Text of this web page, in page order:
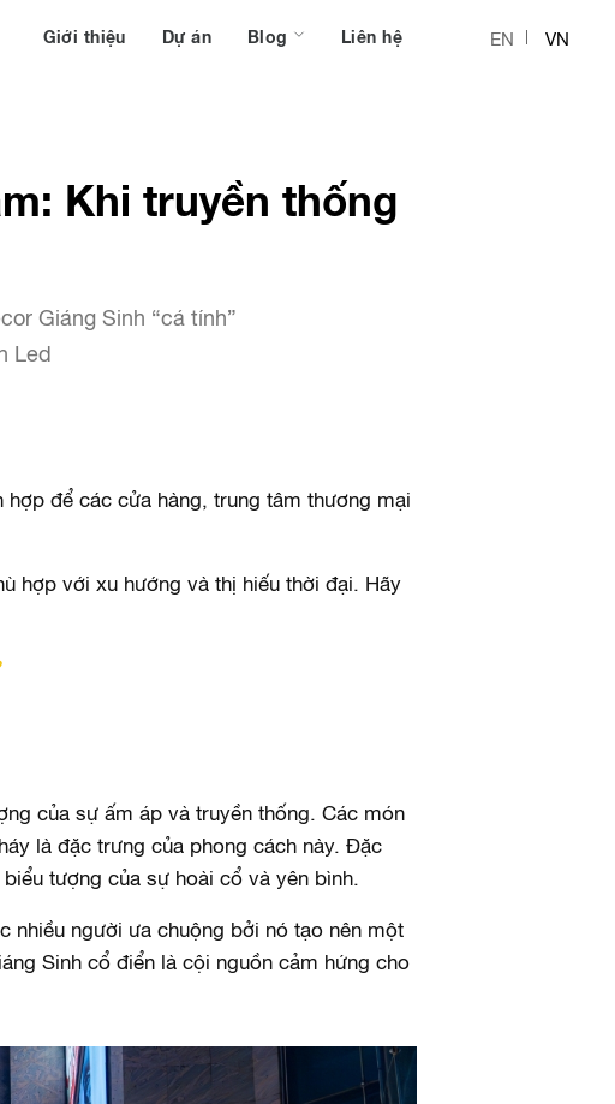
Giới thiệu Dự án Blog Liên hệ EN VN
Khi truyền thống
Giáng Sinh “cá tính”
Led
để các cửa hàng, trung tâm thương mại
hợp với xu hướng và thị hiếu thời đại. Hãy
của sự ấm áp và truyền thống. Các món
là đặc trưng của phong cách này. Đặc
tượng của sự hoài cổ và yên bình.
nhiều người ưa chuộng bởi nó tạo nên một
Sinh cổ điển là cội nguồn cảm hứng cho